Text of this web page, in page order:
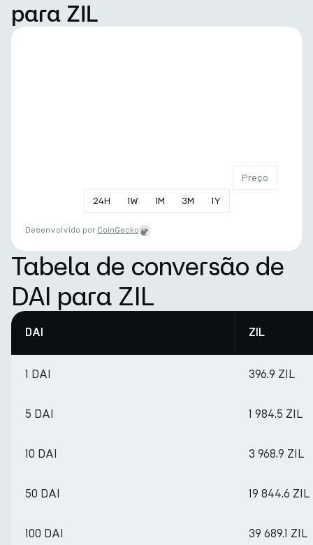
para ZIL
24H 1W 1M 3M 1Y
Preço
Desenvolvido por CoinGecko
Tabela de conversão de
DAI para ZIL
DAI ZIL
1 DAI 396.9 ZIL
5 DAI 1 984.5 ZIL
10 DAI 3 968.9 ZIL
50 DAI 19 844.6 ZIL
100 DAI 39 689.1 ZIL